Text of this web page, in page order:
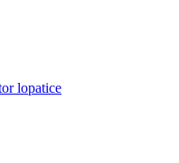
lopatice